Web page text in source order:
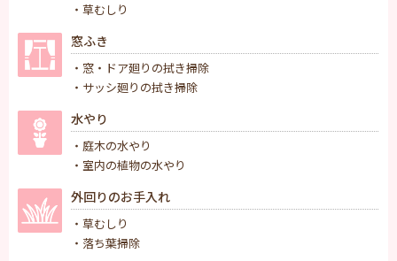
・草むしり
窓ふき
・窓・ドア廻りの拭き掃除
・サッシ廻りの拭き掃除
水やり
・庭木の水やり
・室内の植物の水やり
外回りのお手入れ
・草むしり
・落ち葉掃除